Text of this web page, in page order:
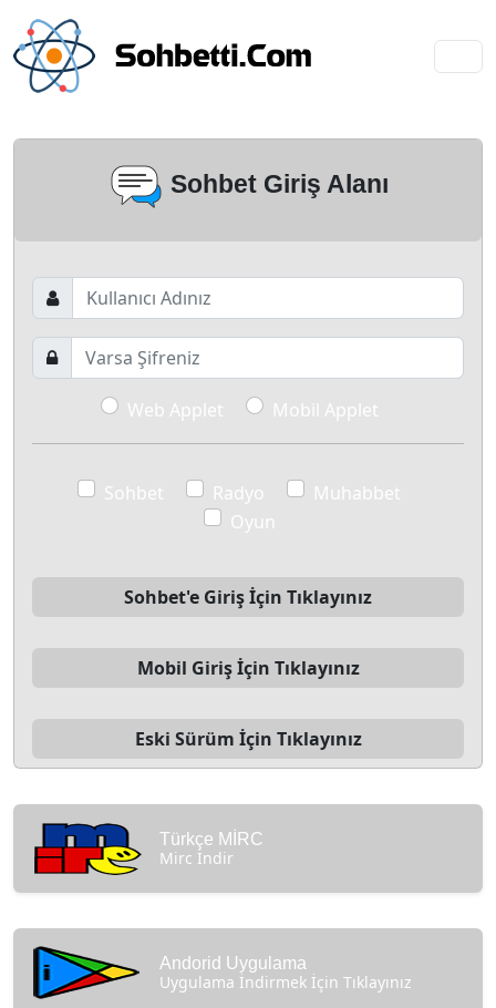
Sohbet Giriş Alanı
Web Applet Mobil Applet
Sohbet Radyo
Muhabbet
Oyun
Sohbet'e Giriş İçin Tıklayınız
Mobil Giriş İçin Tıklayınız
Eski Sürüm İçin Tıklayınız
Türkçe MİRC
Mirc İndir
Andorid Uygulama
Uygulama İndirmek İçin Tıklayınız